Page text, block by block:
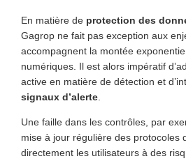
En matière de protection des
Gagrop ne fait pas exception aux
accompagnent la montée
numériques. Il est alors impératif
active en matière de détection et
signaux d’alerte
Une faille dans les contrôles, par
mise à jour régulière des protocoles
directement les utilisateurs à des